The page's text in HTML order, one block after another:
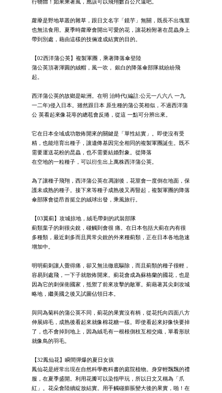
行物體！如果乘著風，應該可以飛翔數百公尺遠吧。
蘿藦是野地草叢的雜草，跟日文名字「鏡芋」無關，既長不出塊莖
也無法食用。夏季時蘿藦會開出可愛的花，讓花粉附著在昆蟲身上
帶到別處，藉由這樣的技倆達成結實的目的。
【02西洋蒲公英】複製軍團，乘著降落傘登陸
蒲公英頂著渾圓的絨帽，風一吹， 銀白的降落傘部隊就紛紛飛
起。
西洋蒲公英的故鄉是歐洲。在明 治時代(編註:公元一八六八 一九
一二年)侵入日本。雖然跟日本 原生種的蒲公英相似，不過西洋蒲
公 英看起來像花萼的總苞會反捲，從這 一點可分辨出來。
它在日本全域成功散佈開來的關鍵是「單性結實」。即使沒有受
精，也能培育出種子，讓遺傳基因完全相同的複製軍團誕生。既不
需要運送花粉的昆蟲，也不需要結婚對象。從降落
在空地的一粒種子，可以衍生出上萬株西洋蒲公英。
為了讓種子飛翔，西洋蒲公英在凋謝後，花莖會一度倒在地面，保
護未成熟的種子。接下來等種子成熟後又再豎起，複製軍團的降落
傘部隊會從昂首挺立的絨球出發，乘風旅行。
【03翼薊】攻城掠地，絨毛帶刺的武裝部隊
薊類葉子的刺很尖銳，碰觸到會很 痛。在日本包括大薊在內有很
多種類，最近刺多而且異常尖銳的外來種薊類，正在日本各地急速
增加中。
明明薊刺讓人覺得痛，卻又無法徹底驅除，而且薊類的種子很輕，
容易到處飛，一下子就散佈開來。薊花會成為蘇格蘭的國花，也是
因為它的刺保衛國家，抵禦了前來攻擊的敵軍。薊藉著其尖刺攻城
略地，繼美國之後又試圖佔領日本。
與同為菊科的蒲公英不同，薊花的果實沒有柄，從花托向四面八方
伸展綿毛，成熟後看起來就像棉花糖一樣。即使看起來好像快要掉
了，也不會掉到地上，因為絨毛有一根根側枝互相交織，單看形狀
就像鳥的羽毛。
【32鳳仙花】瞬間彈爆的夏日女孩
鳳仙花是經常出現在自然科學教科書的庭院植物。身穿輕飄飄的禮
服，在夏季盛開。利用花瓣可以染指甲玩，所以日文又稱為「爪
紅」。花朵會陸續綻放結實。用手觸碰膨脹變大後的果實，啪！在